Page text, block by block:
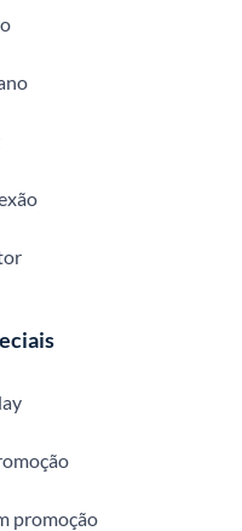
promoção